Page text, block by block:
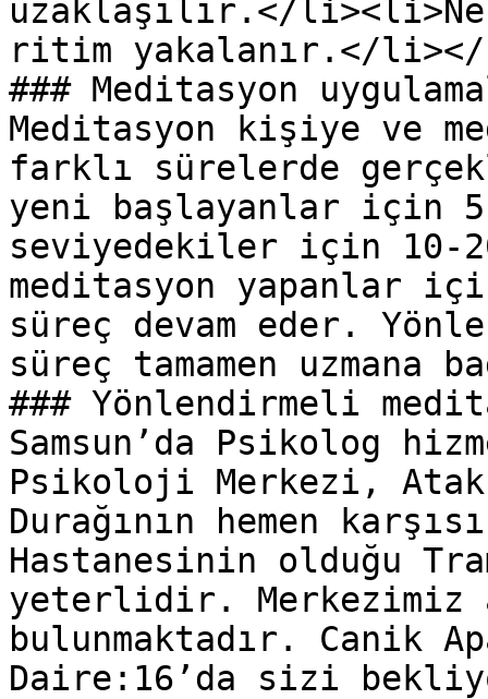
uzaklaşılır.</
ritim yakalanır.</
### Meditasyon
Meditasyon kişiye ve
farklı sürelerde
yeni başlayanlar için
seviyedekiler için 10-
meditasyon yapanlar
süreç devam eder.
süreç tamamen uzmana
### Yönlendirmeli
Samsun’da Psikolog
Psikoloji Merkezi,
Durağının hemen
Hastanesinin olduğu
yeterlidir. Merkezimiz
bulunmaktadır. Canik
Daire:16’da sizi